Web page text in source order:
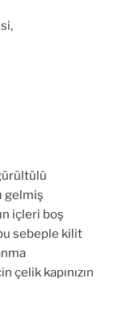
gelmiş
içleri boş
sebeple kilit
çelik kapınızın